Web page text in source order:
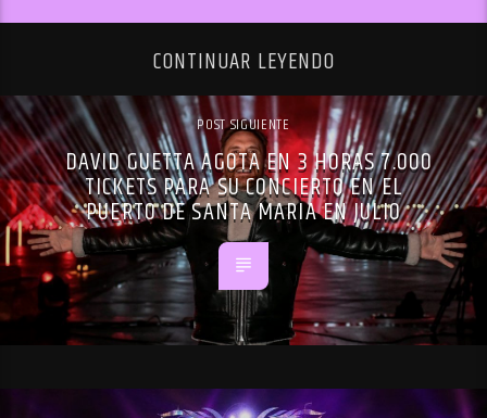
CONTINUAR LEYENDO
POST SIGUIENTE
DAVID GUETTA AGOTA EN 3 HORAS 7.000
TICKETS PARA SU CONCIERTO EN EL
PUERTO DE SANTA MARIA EN JULIO